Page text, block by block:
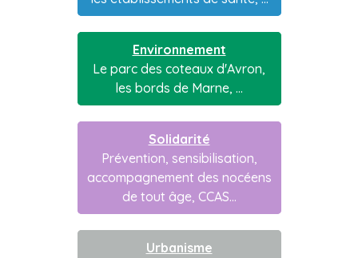
Environnement
Le parc des coteaux d'Avron,
les bords de Marne, ...
Solidarité
Prévention, sensibilisation,
accompagnement des nocéens
de tout âge, CCAS...
Urbanisme